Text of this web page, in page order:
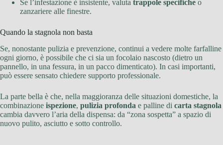
Se l’infestazione è insistente, valuta trappole specifiche o
zanzariere alle finestre.
Quando la stagnola non basta
Se, nonostante pulizia e prevenzione, continui a vedere molte farfalline
ogni giorno, è possibile che ci sia un focolaio nascosto (dietro un
pannello, in una fessura, in un pacco dimenticato). In casi importanti,
può essere sensato chiedere supporto professionale.
La parte bella è che, nella maggioranza delle situazioni domestiche, la
combinazione ispezione, pulizia profonda e palline di carta stagnola
cambia davvero l’aria della dispensa: da “zona sospetta” a spazio di
nuovo pulito, asciutto e sotto controllo.